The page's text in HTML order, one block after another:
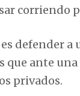
corriendo
defender
que ante
privados.